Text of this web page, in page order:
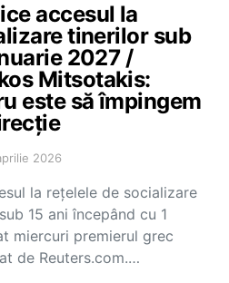
accesul la
tinerilor sub
2027 /
Mitsotakis:
este să împingem
2026
la rețelele de socializare
15 ani începând cu 1
miercuri premierul grec
de Reuters.com.…